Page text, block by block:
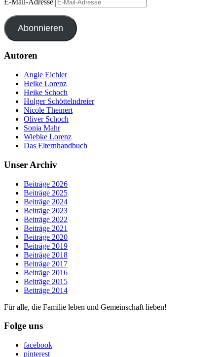
Abonnieren
Autoren
Angie Eichler
Heike Lorenz
Heike Schoch
Holger Schöttelndreier
Nicole Theinert
Oliver Schoch
Sonja Mahr
Wiebke Lorenz
Das Elternhandbuch
Unser Archiv
Beiträge 2026
Beiträge 2025
Beiträge 2024
Beiträge 2023
Beiträge 2022
Beiträge 2021
Beiträge 2020
Beiträge 2019
Beiträge 2018
Beiträge 2017
Beiträge 2016
Beiträge 2015
Beiträge 2014
Für alle, die Familie leben und Gemeinschaft lieben!
Folge uns
facebook
pinterest